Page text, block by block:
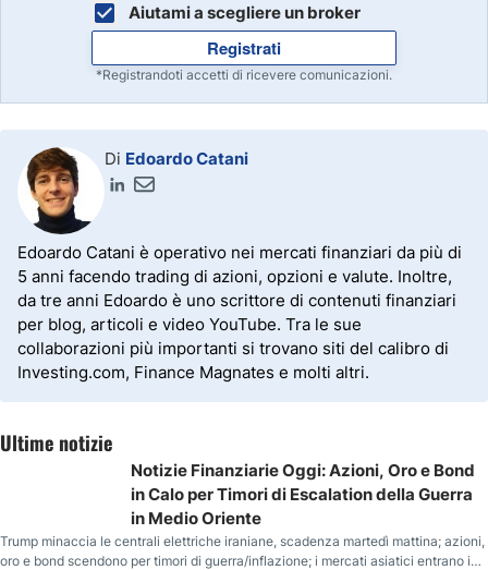
due prezzi al momento dell’invio dell’ordine, sia lo stop
Aiutami a scegliere un broker
Registrati
*Registrandoti accetti di ricevere comunicazioni.
Di Edoardo Catani
Edoardo Catani è operativo nei mercati finanziari da più di
5 anni facendo trading di azioni, opzioni e valute. Inoltre,
da tre anni Edoardo è uno scrittore di contenuti finanziari
per blog, articoli e video YouTube. Tra le sue
collaborazioni più importanti si trovano siti del calibro di
Investing.com, Finance Magnates e molti altri.
Ultime notizie
Notizie Finanziarie Oggi: Azioni, Oro e Bond
in Calo per Timori di Escalation della Guerra
in Medio Oriente
Trump minaccia le centrali elettriche iraniane, scadenza martedì mattina; azioni,
oro e bond scendono per timori di guerra/inflazione; i mercati asiatici entrano in